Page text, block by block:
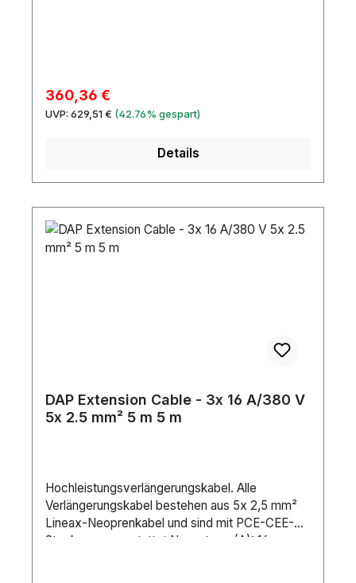
Schutzart: IP67Material: CopperFarbe:
BlackLeitungen: 5
Verkaufspreis:
360,36 €
UVP: Regulärer Preis:
629,51 € (42.76% gespart)
Details
DAP Extension Cable - 3x 16 A/380 V
5x 2.5 mm² 5 m 5 m
Hochleistungsverlängerungskabel. Alle
Verlängerungskabel bestehen aus 5x 2,5 mm²
Lineax-Neoprenkabel und sind mit PCE-CEE-
Steckern ausgestattet.Nennstrom (A): 16